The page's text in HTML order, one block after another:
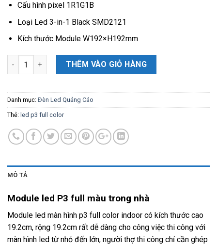
Cấu hình pixel 1R1G1B
Loại Led 3-in-1 Black SMD2121
Kích thước Module W192×H192mm
Số lượng THÊM VÀO GIỎ HÀNG
Danh mục: Đèn Led Quảng Cáo
Thẻ: led p3 full color
MÔ TẢ
Module led P3 full màu trong nhà
Module led màn hình p3 full color indoor có kích thước cao
19.2cm, rộng 19.2cm rất dễ dàng cho công việc thi công với
màn hình led từ nhỏ đến lớn, người thợ thi công chỉ cần ghép